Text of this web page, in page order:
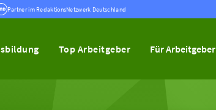
Partner im RedaktionsNetzwerk Deutschland
Top Arbeitgeber Für Arbeitgeber